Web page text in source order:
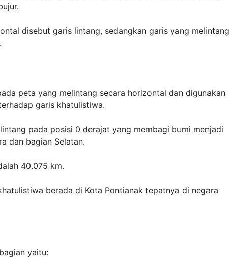
disebut garis lintang, sedangkan garis yang melintang
peta yang melintang secara horizontal dan digunakan
garis khatulistiwa.
pada posisi 0 derajat yang membagi bumi menjadi
dan bagian Selatan.
40.075 km.
berada di Kota Pontianak tepatnya di negara
yaitu: